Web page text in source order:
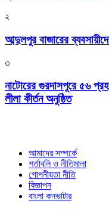
২
আব্দুলপুর বাজারের
৩
নাটোরের গুরদাসপুরে ৫৬ প্রহর
লীলা কীর্তন অনুষ্ঠিত
আমাদের সম্পর্কে
শর্তাবলি ও নীতিমালা
গোপনীয়তা নীতি
বিজ্ঞাপন
বাংলা কনভাটার